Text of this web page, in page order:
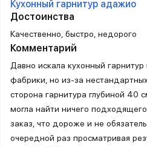
Кухонный гарнитур адажио
Достоинства
Качественно, быстро, недорого
Комментарий
Давно искала кухонный
фабрики, но из-за
сторона гарнитура глубиной 40
могла найти ничего
заказ, что дороже и не
очередной раз просматривая